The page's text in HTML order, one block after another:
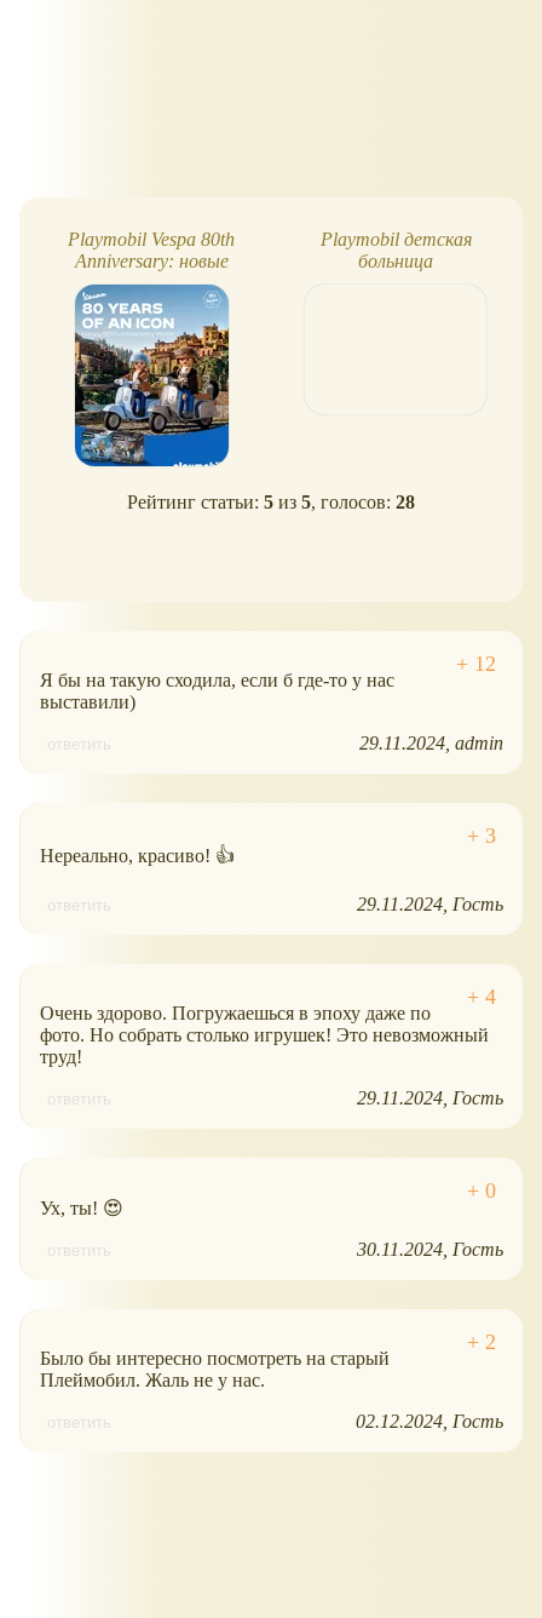
Playmobil Vespa 80th
Anniversary: новые
наборы
Playmobil детская
больница
Рейтинг статьи: 5 из 5, голосов: 28
Я бы на такую сходила, если б где-то у нас
выставили)
ответить 29.11.2024 admin
Нереально, красиво! 👍
ответить 29.11.2024 Гость
Очень здорово. Погружаешься в эпоху даже по
фото. Но собрать столько игрушек! Это невозможный
труд!
ответить 29.11.2024 Гость
Ух, ты! 😍
ответить 30.11.2024 Гость
Было бы интересно посмотреть на старый
Плеймобил. Жаль не у нас.
ответить 02.12.2024 Гость